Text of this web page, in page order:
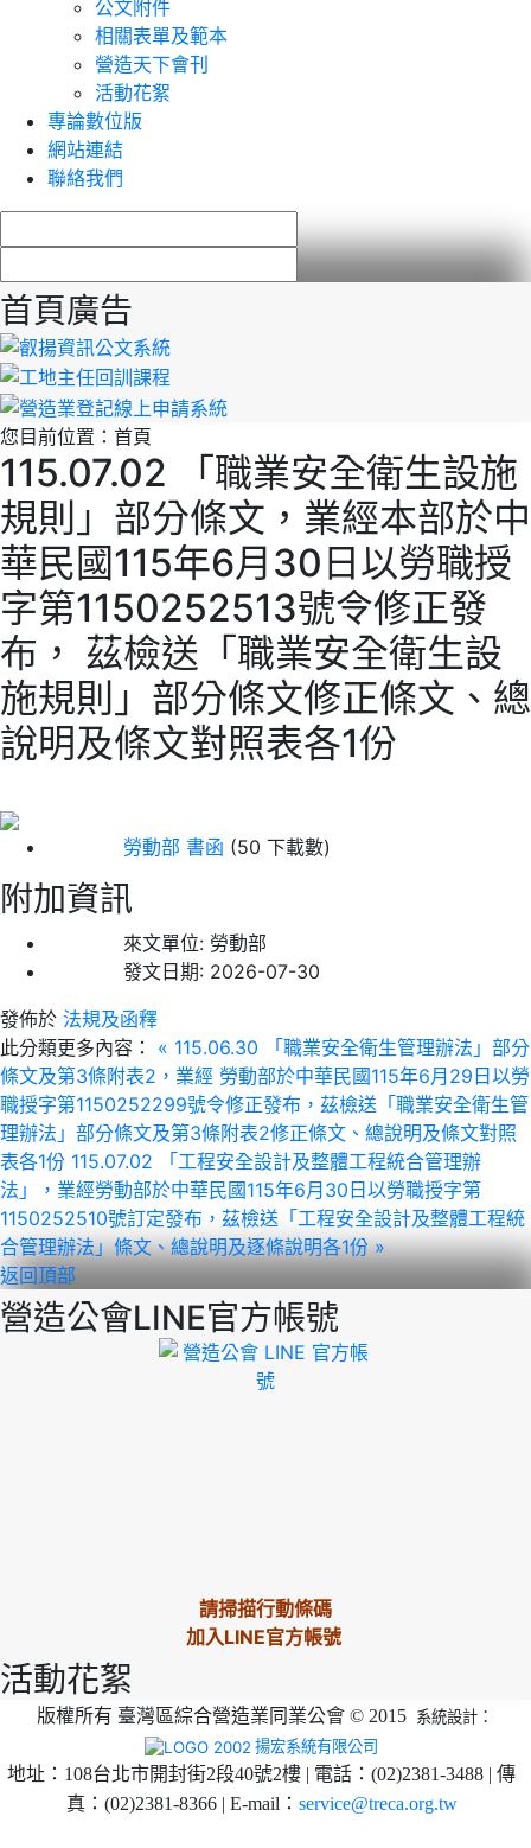
公文附件
相關表單及範本
營造天下會刊
活動花絮
專論數位版
網站連結
聯絡我們
首頁廣告
您目前位置： 首頁
115.07.02 「職業安全衛生設施
規則」部分條文，業經本部於中
華民國115年6月30日以勞職授
字第1150252513號令修正發
布， 茲檢送「職業安全衛生設
施規則」部分條文修正條文、總
說明及條文對照表各1份
勞動部 書函 (50 下載數)
附加資訊
來文單位: 勞動部
發文日期: 2026-07-30
發佈於 法規及函釋
此分類更多內容：
« 115.06.30 「職業安全衛生管理辦法」部分
條文及第3條附表2，業經 勞動部於中華民國115年6月29日以勞
職授字第1150252299號令修正發布，茲檢送「職業安全衛生管
理辦法」部分條文及第3條附表2修正條文、總說明及條文對照
表各1份 115.07.02 「工程安全設計及整體工程統合管理辦
法」，業經勞動部於中華民國115年6月30日以勞職授字第
1150252510號訂定發布，茲檢送「工程安全設計及整體工程統
合管理辦法」條文、總說明及逐條說明各1份 »
返回頂部
營造公會LINE官方帳號
請掃描行動條碼
加入LINE官方帳號
活動花絮
版權所有 臺灣區綜合營造業同業公會 © 2015 系統設計：
揚宏系統有限公司
地址：108台北市開封街2段40號2樓 | 電話：(02)2381-3488 | 傳
真：(02)2381-8366 | E-mail： service@treca.org.tw